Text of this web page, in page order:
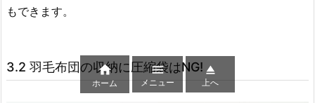
もできます。
3.2 羽毛布団の収納に圧縮袋はNG!

ホーム

メニュー

上へ